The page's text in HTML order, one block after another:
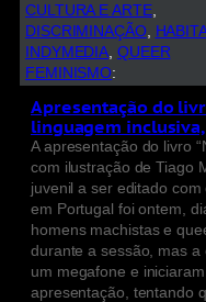
CULTURA E ARTE
DISCRIMINAÇÃO,
INDYMEDIA QUEER
FEMINISMO:
Apresentação do
linguagem
A apresentação do livro
com ilustração de Tiago
juvenil a ser editado
em Portugal foi ontem,
homens machistas e
durante a sessão, mas
um megafone e
apresentação, tentando